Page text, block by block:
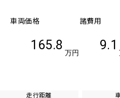
車両価格
165.8
万円
諸費用
9.1
走行距離